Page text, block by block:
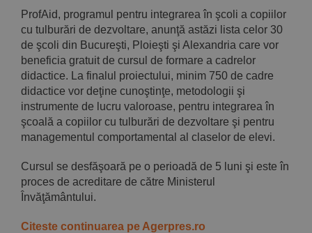
ProfAid, programul pentru integrarea în şcoli a copiilor
cu tulburări de dezvoltare, anunţă astăzi lista celor 30
de şcoli din Bucureşti, Ploieşti şi Alexandria care vor
beneficia gratuit de cursul de formare a cadrelor
didactice. La finalul proiectului, minim 750 de cadre
didactice vor deţine cunoştinţe, metodologii şi
instrumente de lucru valoroase, pentru integrarea în
şcoală a copiilor cu tulburări de dezvoltare şi pentru
managementul comportamental al claselor de elevi.
Cursul se desfăşoară pe o perioadă de 5 luni şi este în
proces de acreditare de către Ministerul
Învăţământului.
Citeste continuarea pe Agerpres.ro